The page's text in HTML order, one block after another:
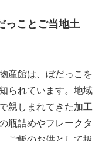
っことご当地土
産館は、ぼだっこを
られています。地域
親しまれてきた加工
瓶詰めやフレークタ